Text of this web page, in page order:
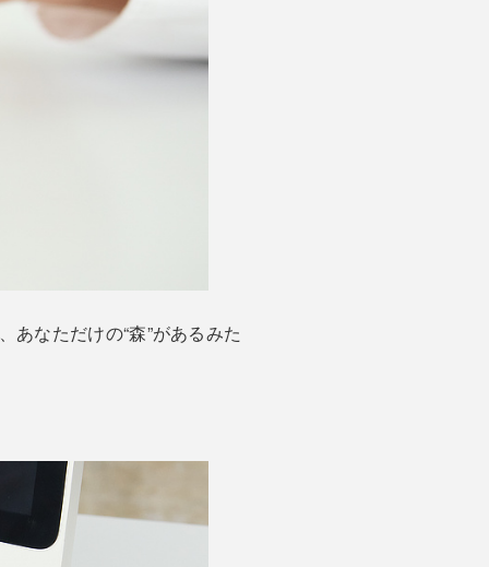
なただけの“森”があるみた